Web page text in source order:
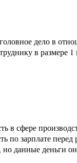
дело в
в размере
сфере
по зарплате
но данные